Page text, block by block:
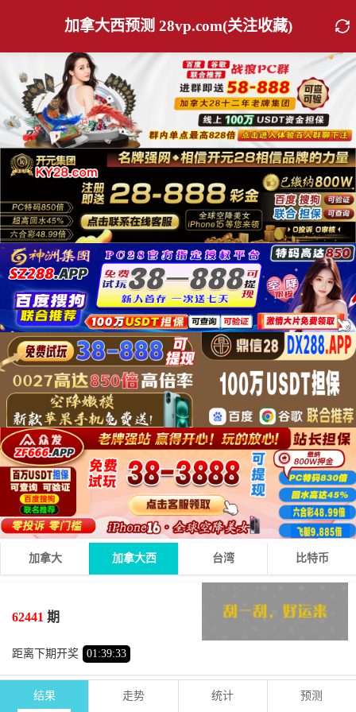
加拿大西预测 28vp.com(关注收藏)
加拿大 加拿大西 台湾 比特币
62441 期
距离下期开奖 01:39:33
2 + 2 + 2 = 06
期号 号码
结果 走势 统计 预测